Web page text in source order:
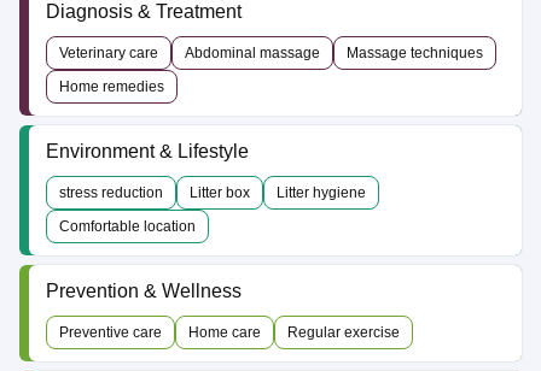
Diagnosis & Treatment
Veterinary care Abdominal massage
Massage techniques
Home remedies
Environment & Lifestyle
stress reduction Litter box
Litter hygiene
Comfortable location
Prevention & Wellness
Preventive care Home care Regular exercise